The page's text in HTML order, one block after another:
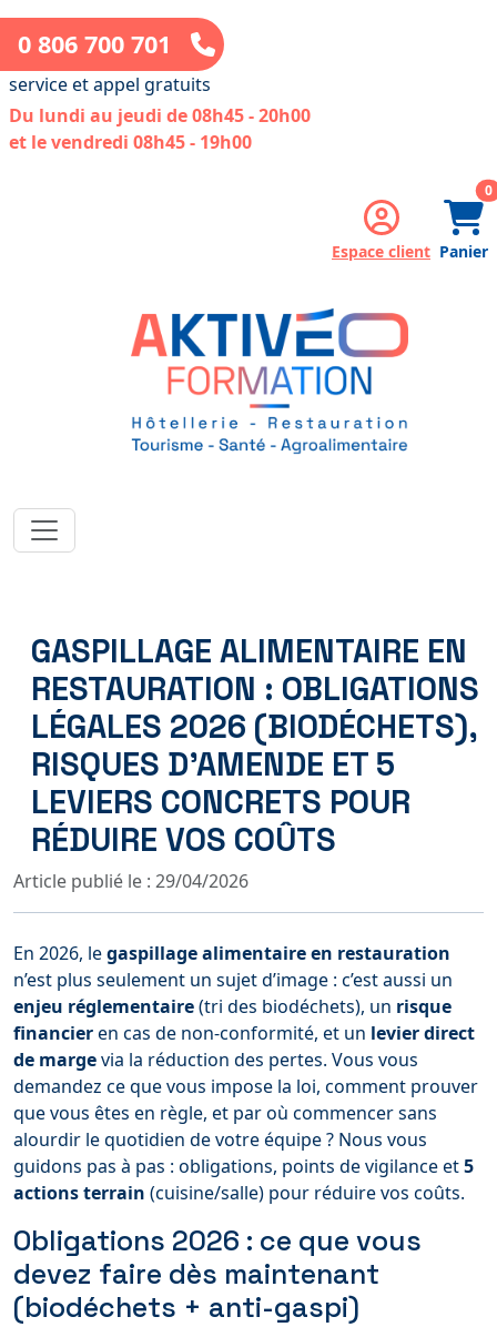
0 806 700 701
service et appel gratuits
Du lundi au jeudi de 08h45 - 20h00
et le vendredi 08h45 - 19h00
Espace client Panier
0
GASPILLAGE ALIMENTAIRE EN
RESTAURATION : OBLIGATIONS
LÉGALES 2026 (BIODÉCHETS),
RISQUES D’AMENDE ET 5
LEVIERS CONCRETS POUR
RÉDUIRE VOS COÛTS
Article publié le : 29/04/2026
En 2026, legaspillage alimentaire en restauration
n’est plus seulement un sujet d’image : c’est aussi un
enjeu réglementaire(tri des biodéchets), un risque
financieren cas de non-conformité, et un levier direct
de margevia la réduction des pertes. Vous vous
demandez ce que vous impose la loi, comment prouver
que vous êtes en règle, et par où commencer sans
alourdir le quotidien de votre équipe ? Nous vous
guidons pas à pas : obligations, points de vigilance et5
actions terrain (cuisine/salle) pour réduire vos coûts.
Obligations 2026 : ce que vous
devez faire dès maintenant
(biodéchets + anti-gaspi)